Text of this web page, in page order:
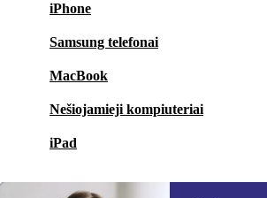
iPhone
Samsung telefonai
MacBook
Nešiojamieji kompiuteriai
iPad